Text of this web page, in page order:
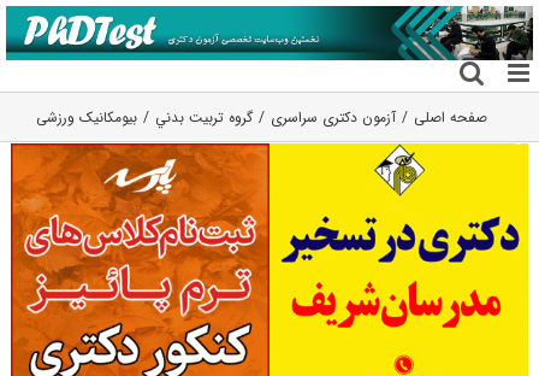
رفتن
به
محتوا
صفحه اصلی آزمون دکتری سراسری گروه تربيت بدني بیومکانیک ورزشی